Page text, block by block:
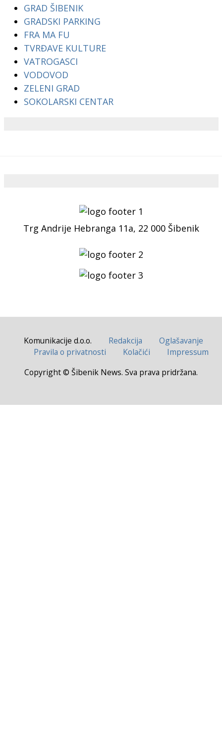
GRAD ŠIBENIK
GRADSKI PARKING
FRA MA FU
TVRĐAVE KULTURE
VATROGASCI
VODOVOD
ZELENI GRAD
SOKOLARSKI CENTAR
Trg Andrije Hebranga 11a, 22 000 Šibenik
Komunikacije d.o.o. Redakcija
Oglašavanje
Pravila o privatnosti
Kolačići
Impressum
Copyright © Šibenik News. Sva prava pridržana.